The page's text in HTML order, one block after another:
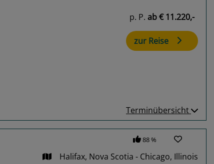
p. P. ab€ 11.220,-
zur Reise
Terminübersicht
88 %
Halifax, Nova Scotia - Chicago, Illinois